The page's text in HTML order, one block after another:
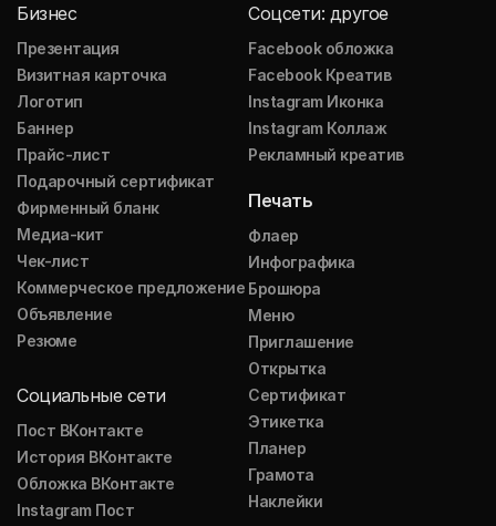
Бизнес
Презентация
Визитная карточка
Логотип
Баннер
Прайс-лист
Подарочный сертификат
Фирменный бланк
Медиа-кит
Чек-лист
Коммерческое предложение
Объявление
Резюме
Социальные сети
Пост ВКонтакте
История ВКонтакте
Обложка ВКонтакте
Instagram Пост
Соцсети: другое
Facebook обложка
Facebook Креатив
Instagram Иконка
Instagram Коллаж
Рекламный креатив
Печать
Флаер
Инфографика
Брошюра
Меню
Приглашение
Открытка
Сертификат
Этикетка
Планер
Грамота
Наклейки